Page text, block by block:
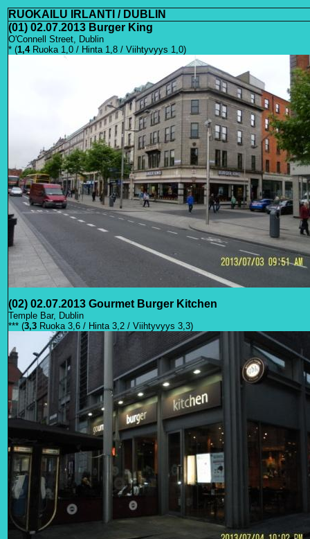
RUOKAILU IRLANTI / DUBLIN
(01) 02.07.2013 Burger King
O'Connell Street, Dublin
* (1,4 Ruoka 1,0 / Hinta 1,8 / Viihtyvyys 1,0)
(02) 02.07.2013 Gourmet Burger Kitchen
Temple Bar, Dublin
*** (3,3 Ruoka 3,6 / Hinta 3,2 / Viihtyvyys 3,3)